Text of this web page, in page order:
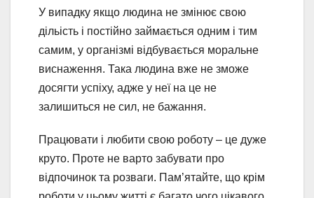
У випадку якщо людина не змінює свою
дільість і постійно займається одним і тим
самим, у організмі відбувається моральне
виснаження. Така людина вже не зможе
досягти успіху, адже у неї на це не
залишиться не сил, не бажання.
Працювати і любити свою роботу – це дуже
круто. Проте не варто забувати про
відпочинок та розваги. Пам’ятайте, що крім